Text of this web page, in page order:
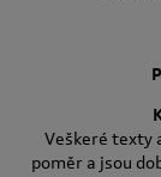
Veškeré texty
poměr a jsou